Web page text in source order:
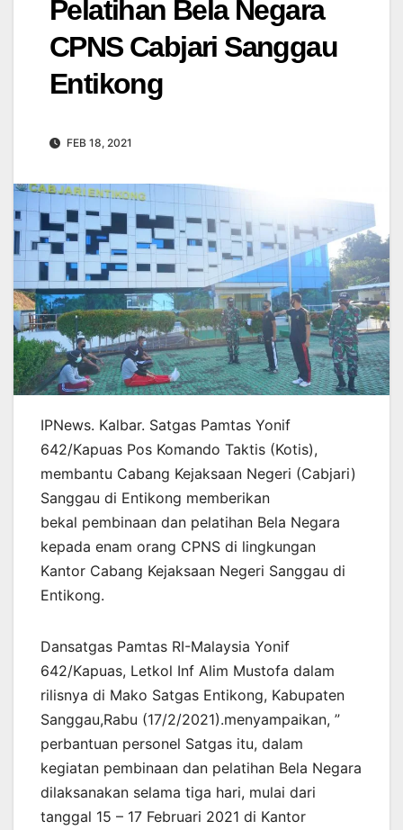
Pelatihan Bela Negara
CPNS Cabjari Sanggau
Entikong
FEB 18, 2021
IPNews. Kalbar. Satgas Pamtas Yonif
642/Kapuas Pos Komando Taktis (Kotis),
membantu Cabang Kejaksaan Negeri (Cabjari)
Sanggau di Entikong memberikan
bekal pembinaan dan pelatihan Bela Negara
kepada enam orang CPNS di lingkungan
Kantor Cabang Kejaksaan Negeri Sanggau di
Entikong.
Dansatgas Pamtas RI-Malaysia Yonif
642/Kapuas, Letkol Inf Alim Mustofa dalam
rilisnya di Mako Satgas Entikong, Kabupaten
Sanggau,Rabu (17/2/2021).menyampaikan, ”
perbantuan personel Satgas itu, dalam
kegiatan pembinaan dan pelatihan Bela Negara
dilaksanakan selama tiga hari, mulai dari
tanggal 15 – 17 Februari 2021 di Kantor